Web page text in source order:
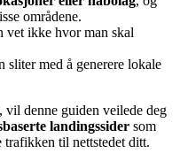
områdene.
vet ikke hvor man skal
sliter med å generere lokale
vil denne guiden veilede deg
landingssider som
trafikken til nettstedet ditt.